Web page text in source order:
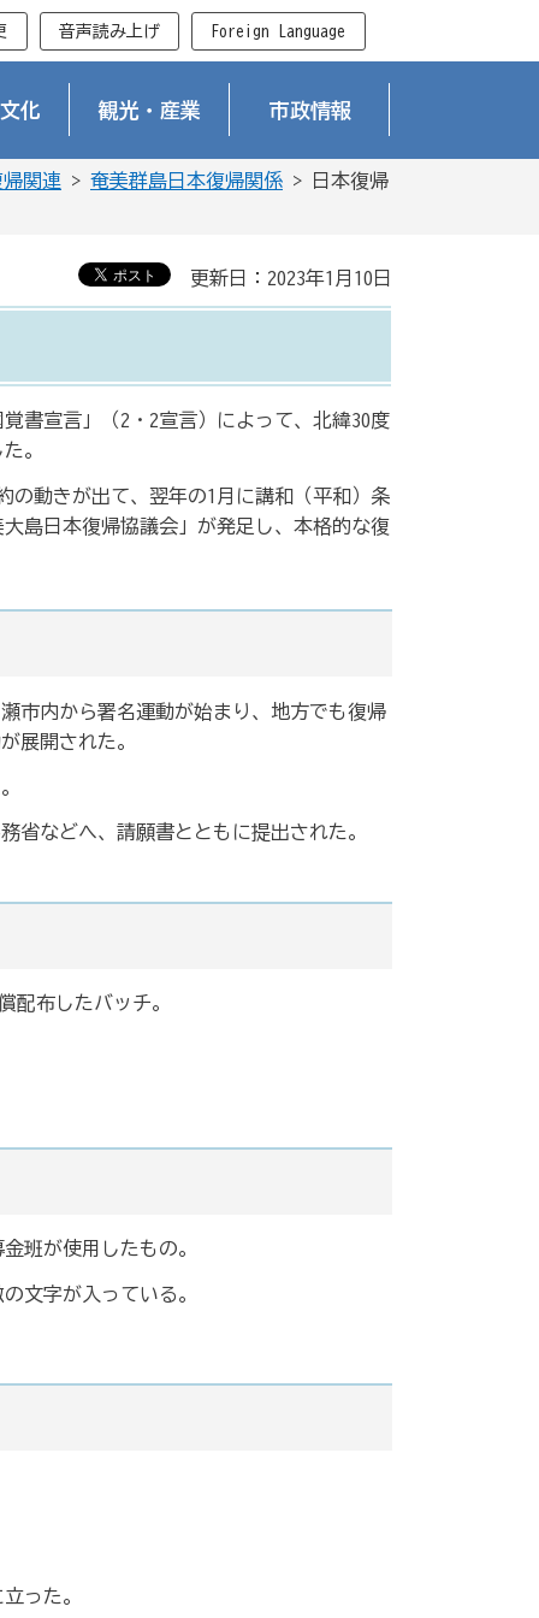
音声読み上げ Foreign Language
化 観光・産業 市政情報
関連 > 奄美群島日本復帰関係 > 日本復帰
更新日：2023年1月10日
書宣言」（2・2宣言）によって、北緯30度
。
の動きが出て、翌年の1月に講和（平和）条
島日本復帰協議会」が発足し、本格的な復
市内から署名運動が始まり、地方でも復帰
展開された。
省などへ、請願書とともに提出された。
配布したバッチ。
班が使用したもの。
文字が入っている。
った。